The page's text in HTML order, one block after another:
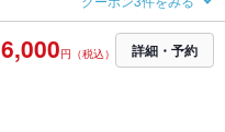
6,000円（税込） 詳細・予約